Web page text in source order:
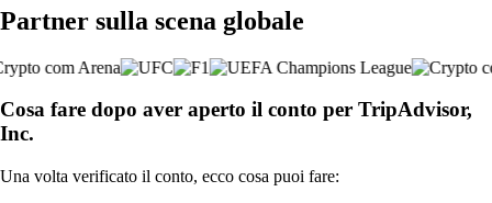
Partner sulla scena globale
Cosa fare dopo aver aperto il conto per TripAdvisor,
Inc.
Una volta verificato il conto, ecco cosa puoi fare: